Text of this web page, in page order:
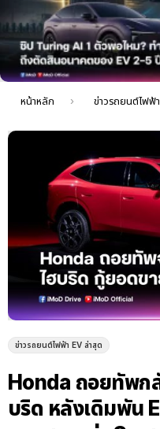
ล่าสุด
คุณอยู่ที่นี่:
หน้าหลัก ข่าวรถยนต์ไฟฟ้า EV ล่าสุด
ข่าวรถยนต์ไฟฟ้า EV ล่าสุด
Honda ถอยทัพก
บริด หลังเดิมพัน